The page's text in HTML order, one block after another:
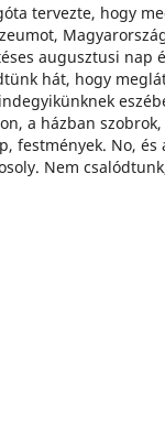
tervezte, hogy
augusztusi nap
hát, hogy
a házban
festmények. No,
Nem